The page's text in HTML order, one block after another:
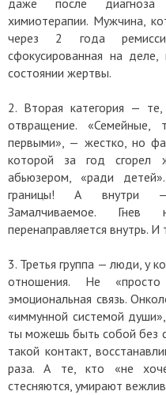
даже после диагноза
химиотерапии. Мужчина,
через 2 года
сфокусированная на
состоянии жертвы.
⁠2. Вторая категория —
отвращение. «Семейные,
первыми», — жестко, но
которой за год сгорел
абьюзером, «ради
границы! А внутри —
Замалчиваемое.
перенаправляется внутрь.
3. Третья группа — люди, у
отношения. Не
эмоциональная связь.
«иммунной системой
ты можешь быть собой без
такой контакт,
раза. А те, кто «не
стесняются, умирают